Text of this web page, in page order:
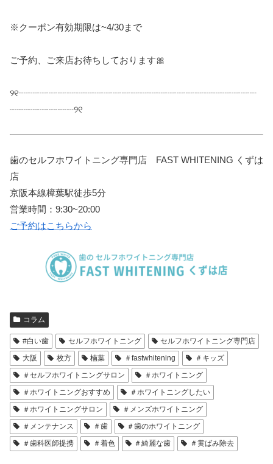
※クーポン有効期限は~4/30まで
ご予約、ご来店お待ちしております🎀
୨୧┈┈┈┈┈┈┈┈┈┈┈┈┈┈┈┈┈┈┈┈┈┈┈┈┈┈
┈┈┈┈┈┈┈୨୧
歯のセルフホワイトニング専門店 FAST WHITENING くずは
店
京阪本線樟葉駅徒歩5分
営業時間：9:30~20:00
ご予約はこちらから
コラム
#白い歯 セルフホワイトニング
セルフホワイトニング専門店
大阪
枚方 楠葉 ＃fastwhitening
＃キッズ
＃セルフホワイトニングサロン
＃ホワイトニング
＃ホワイトニングおすすめ
＃ホワイトニングしたい
＃ホワイトニングサロン
＃メンズホワイトニング
＃メンテナンス
＃歯
＃歯のホワイトニング
＃歯科医師提携
＃着色 ＃綺麗な歯 ＃黄ばみ除去